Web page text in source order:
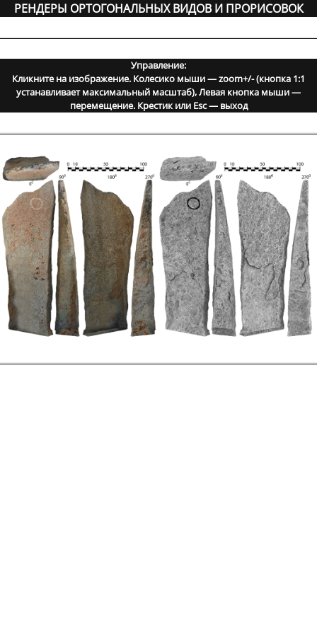
РЕНДЕРЫ ОРТОГОНАЛЬНЫХ ВИДОВ И ПРОРИСОВОК
Управление:
Кликните на изображение. Колесико мыши — zoom+/- (кнопка 1:1
устанавливает максимальный масштаб), Левая кнопка мыши —
перемещение. Крестик или Esc — выход